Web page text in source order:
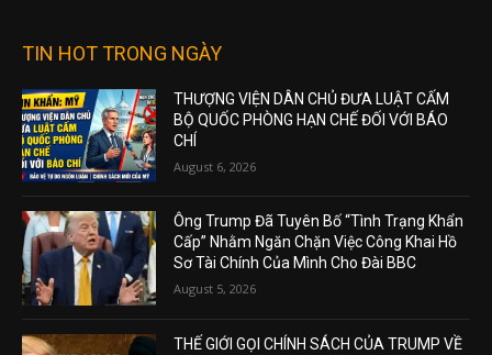
TIN HOT TRONG NGÀY
THƯỢNG VIỆN DÂN CHỦ ĐƯA LUẬT CẤM
BỘ QUỐC PHÒNG HẠN CHẾ ĐỐI VỚI BÁO
CHÍ
August 6, 2026
Ông Trump Đã Tuyên Bố “Tình Trạng Khẩn
Cấp” Nhằm Ngăn Chặn Việc Công Khai Hồ
Sơ Tài Chính Của Mình Cho Đài BBC
August 5, 2026
THẾ GIỚI GỌI CHÍNH SÁCH CỦA TRUMP VỀ